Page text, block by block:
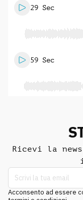
29 Sec
59 Sec
Ricevi la
Acconsento ad essere